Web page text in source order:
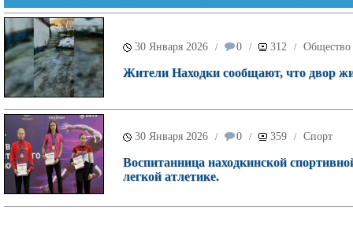
30 Января 2026 / 0 / 312 / Общество
Жители Находки сообщают, что двор
30 Января 2026 / 0 / 359 / Спорт
Воспитанница находкинской
легкой атлетике.